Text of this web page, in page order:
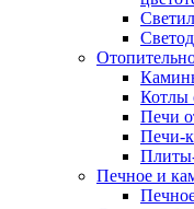
Котлы
Печи
Печи-
Печное и